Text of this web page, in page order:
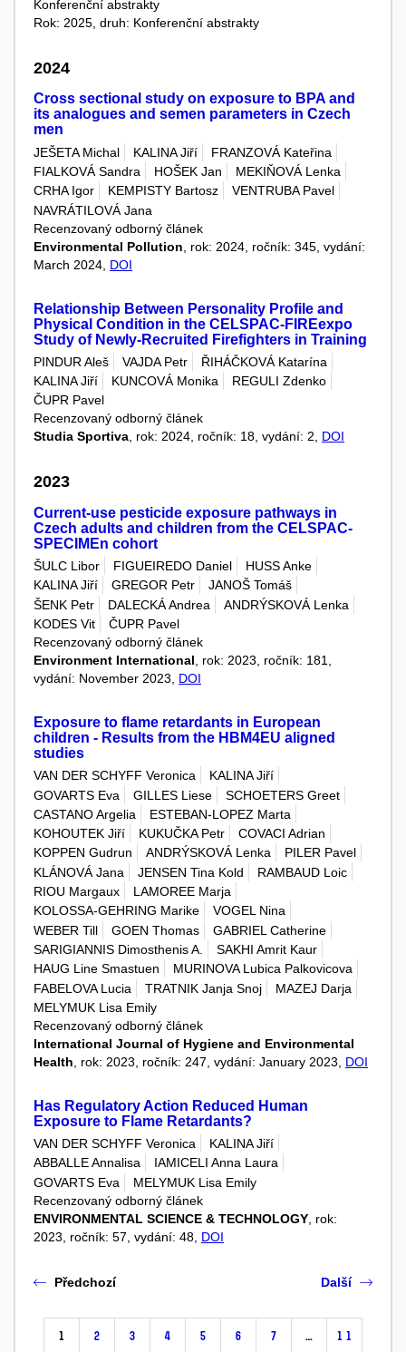
Konferenční abstrakty
Rok: 2025, druh: Konferenční abstrakty
2024
Cross sectional study on exposure to BPA and
its analogues and semen parameters in Czech
men
JEŠETA Michal KALINA Jiří
FRANZOVÁ Kateřina
FIALKOVÁ Sandra
HOŠEK Jan
MEKIŇOVÁ Lenka
CRHA Igor
KEMPISTY Bartosz
VENTRUBA Pavel
NAVRÁTILOVÁ Jana
Recenzovaný odborný článek
Environmental Pollution , rok: 2024, ročník: 345, vydání:
March 2024, DOI
Relationship Between Personality Profile and
Physical Condition in the CELSPAC-FIREexpo
Study of Newly-Recruited Firefighters in Training
PINDUR Aleš VAJDA Petr
ŘIHÁČKOVÁ Katarína
KALINA Jiří
KUNCOVÁ Monika
REGULI Zdenko
ČUPR Pavel
Recenzovaný odborný článek
Studia Sportiva, rok: 2024, ročník: 18, vydání: 2, DOI
2023
Current-use pesticide exposure pathways in
Czech adults and children from the CELSPAC-
SPECIMEn cohort
ŠULC Libor FIGUEIREDO Daniel
HUSS Anke
KALINA Jiří
GREGOR Petr
JANOŠ Tomáš
ŠENK Petr
DALECKÁ Andrea
ANDRÝSKOVÁ Lenka
KODES Vit
ČUPR Pavel
Recenzovaný odborný článek
Environment International , rok: 2023, ročník: 181,
vydání: November 2023, DOI
Exposure to flame retardants in European
children - Results from the HBM4EU aligned
studies
VAN DER SCHYFF Veronica
KALINA Jiří
GOVARTS Eva
GILLES Liese
SCHOETERS Greet
CASTANO Argelia
ESTEBAN-LOPEZ Marta
KOHOUTEK Jiří
KUKUČKA Petr
COVACI Adrian
KOPPEN Gudrun
ANDRÝSKOVÁ Lenka
PILER Pavel
KLÁNOVÁ Jana
JENSEN Tina Kold
RAMBAUD Loic
RIOU Margaux
LAMOREE Marja
KOLOSSA-GEHRING Marike
VOGEL Nina
WEBER Till
GOEN Thomas
GABRIEL Catherine
SARIGIANNIS Dimosthenis A.
SAKHI Amrit Kaur
HAUG Line Smastuen
MURINOVA Lubica Palkovicova
FABELOVA Lucia
TRATNIK Janja Snoj
MAZEJ Darja
MELYMUK Lisa Emily
Recenzovaný odborný článek
International Journal of Hygiene and Environmental
Health , rok: 2023, ročník: 247, vydání: January 2023, DOI
Has Regulatory Action Reduced Human
Exposure to Flame Retardants?
VAN DER SCHYFF Veronica
KALINA Jiří
ABBALLE Annalisa
IAMICELI Anna Laura
GOVARTS Eva
MELYMUK Lisa Emily
Recenzovaný odborný článek
ENVIRONMENTAL SCIENCE & TECHNOLOGY , rok:
2023, ročník: 57, vydání: 48, DOI
Předchozí
1 2 3 4 5 6 7 … 11
Další